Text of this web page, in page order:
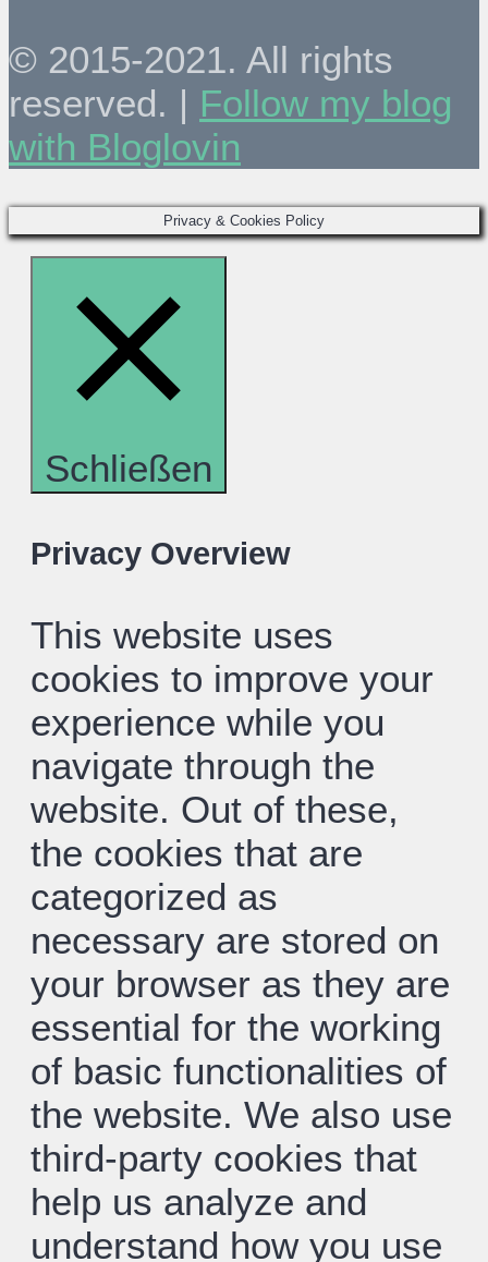
© 2015-2021. All rights
reserved. | Follow my blog
with Bloglovin
Privacy & Cookies Policy
Schließen
Privacy Overview
This website uses
cookies to improve your
experience while you
navigate through the
website. Out of these,
the cookies that are
categorized as
necessary are stored on
your browser as they are
essential for the working
of basic functionalities of
the website. We also use
third-party cookies that
help us analyze and
understand how you use